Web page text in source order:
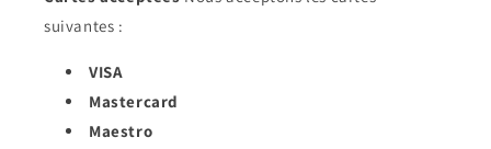
suivantes :
VISA
Mastercard
Maestro